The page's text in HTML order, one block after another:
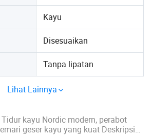
Kayu
Disesuaikan
Tanpa lipatan
Lihat Lainnya
kayu Nordic modern, perabot
geser kayu yang kuat Deskripsi